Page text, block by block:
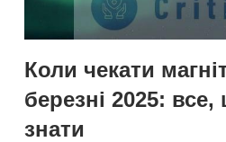
Коли чекати
березні 2025:
знати